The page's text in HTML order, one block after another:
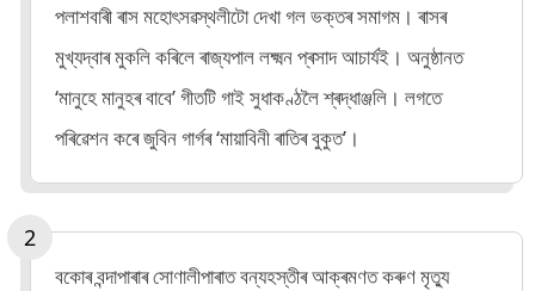
পলাশবাৰী ৰাস মহোৎসৱস্থলীটো দেখা গল ভক্তৰ সমাগম। ৰাসৰ
মুখ্যদ্বাৰ মুকলি কৰিলে ৰাজ্যপাল লক্ষ্মন প্ৰসাদ আচাৰ্যই। অনুষ্ঠানত
‘মানুহে মানুহৰ বাবে’ গীতটি গাই সুধাকণ্ঠলৈ শ্ৰদ্ধাঞ্জলি। লগতে
পৰিৱেশন কৰে জুবিন গাৰ্গৰ ‘মায়াবিনী ৰাতিৰ বুকুত’।
বকোৰ বন্দাপাৰাৰ সোণালীপাৰাত বন্যহস্তীৰ আক্ৰমণত কৰুণ মৃত্যু